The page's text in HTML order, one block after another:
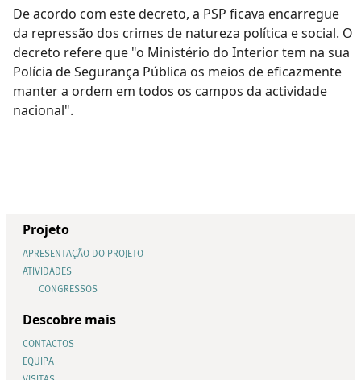
De acordo com este decreto, a PSP ficava encarregue
da repressão dos crimes de natureza política e social. O
decreto refere que "o Ministério do Interior tem na sua
Polícia de Segurança Pública os meios de eficazmente
manter a ordem em todos os campos da actividade
nacional".
Projeto
APRESENTAÇÃO DO PROJETO
ATIVIDADES
CONGRESSOS
Descobre mais
CONTACTOS
EQUIPA